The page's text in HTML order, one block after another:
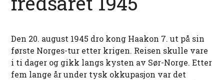
Den 20. august 1945 dro kong Haakon 7. ut på sin
første Norges-tur etter krigen. Reisen skulle vare
i ti dager og gikk langs kysten av Sør-Norge. Etter
fem lange år under tysk okkupasjon var det